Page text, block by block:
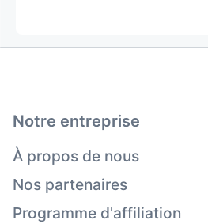
Notre entreprise
À propos de nous
Nos partenaires
Programme d'affiliation